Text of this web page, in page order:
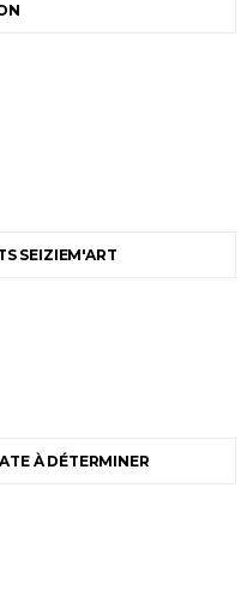
SEIZIEM'ART
À DÉTERMINER